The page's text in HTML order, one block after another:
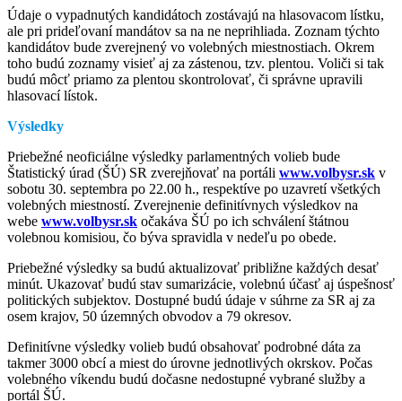
Údaje o vypadnutých kandidátoch zostávajú na hlasovacom lístku,
ale pri prideľovaní mandátov sa na ne neprihliada. Zoznam týchto
kandidátov bude zverejnený vo volebných miestnostiach. Okrem
toho budú zoznamy visieť aj za zástenou, tzv. plentou. Voliči si tak
budú môcť priamo za plentou skontrolovať, či správne upravili
hlasovací lístok.
Výsledky
Priebežné neoficiálne výsledky parlamentných volieb bude
Štatistický úrad (ŠÚ) SR zverejňovať na portáli www.volbysr.sk v
sobotu 30. septembra po 22.00 h., respektíve po uzavretí všetkých
volebných miestností. Zverejnenie definitívnych výsledkov na
webe www.volbysr.sk očakáva ŠÚ po ich schválení štátnou
volebnou komisiou, čo býva spravidla v nedeľu po obede.
Priebežné výsledky sa budú aktualizovať približne každých desať
minút. Ukazovať budú stav sumarizácie, volebnú účasť aj úspešnosť
politických subjektov. Dostupné budú údaje v súhrne za SR aj za
osem krajov, 50 územných obvodov a 79 okresov.
Definitívne výsledky volieb budú obsahovať podrobné dáta za
takmer 3000 obcí a miest do úrovne jednotlivých okrskov. Počas
volebného víkendu budú dočasne nedostupné vybrané služby a
portál ŠÚ.